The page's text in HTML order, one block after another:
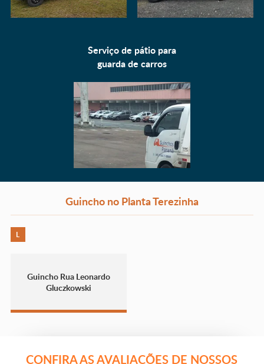
Serviço de pátio para
guarda de carros
Guincho no Planta Terezinha
L
Guincho Rua Leonardo
Gluczkowski
CONFIRA AS AVALIACÕES DE NOSSOS